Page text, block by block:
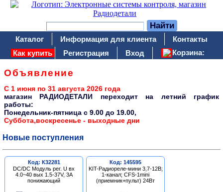
Каталог Информация для клиента
Контакты
Как купить
Регистрация Вход Корзина:
Объявление
С 1 июня по 31 августа 2026 года
магазин РАДИОДЕТАЛИ переходит на летний график
работы:
Понедельник-пятница c 9.00 до 19.00,
Суббота,воскресенье - выходные дни
Новые поступления
Код: К32281
DC/DC Модуль рег. U вх
4.0~40 вых 1.5-37V, 3A
понижающий
Код: 145595
KIT-Радиореле-мини 3,7-12В;
1-канал; CFS-1mini
(приемник+пульт) 24Вт